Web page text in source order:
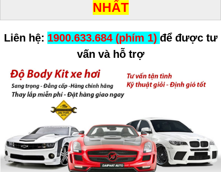
NHẤT
Liên hệ: 1900.633.684 (phím 1) để được tư
vấn và hỗ trợ